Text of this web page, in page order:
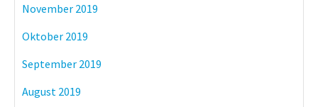
November 2019
Oktober 2019
September 2019
August 2019